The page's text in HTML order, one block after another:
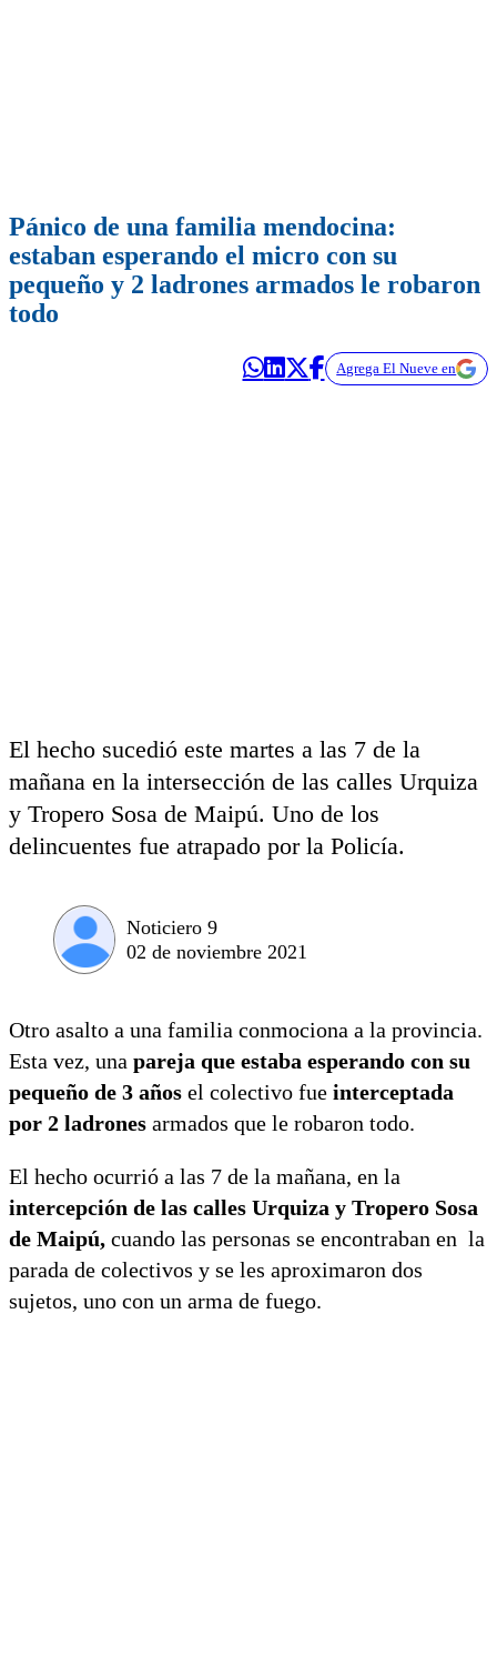
Pánico de una familia mendocina:
estaban esperando el micro con su
pequeño y 2 ladrones armados le robaron
todo
Agrega El Nueve en
El hecho sucedió este martes a las 7 de la
mañana en la intersección de las calles Urquiza
y Tropero Sosa de Maipú. Uno de los
delincuentes fue atrapado por la Policía.
Noticiero 9
02 de noviembre 2021
Otro asalto a una familia conmociona a la provincia.
Esta vez, una pareja que estaba esperando con su
pequeño de 3 años el colectivo fue interceptada
por 2 ladrones armados que le robaron todo.
El hecho ocurrió a las 7 de la mañana, en la
intercepción de las calles Urquiza y Tropero Sosa
de Maipú, cuando las personas se encontraban en la
parada de colectivos y se les aproximaron dos
sujetos, uno con un arma de fuego.